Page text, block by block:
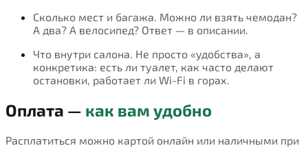
Сколько мест и багажа. Можно ли взять чемодан?
А два? А велосипед? Ответ — в описании.
Что внутри салона. Не просто «удобства», а
конкретика: есть ли туалет, как часто делают
остановки, работает ли Wi-Fi в горах.
Оплата — как вам удобно
Расплатиться можно картой онлайн или наличными при